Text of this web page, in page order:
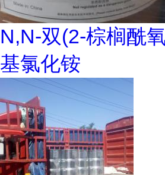
N,N-双(2-棕榈酰
基氯化铵